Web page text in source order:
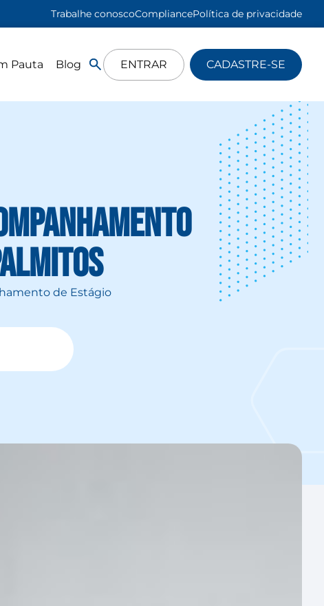
Trabalhe conoscoCompliancePolítica de privacidade
Pauta Blog ENTRAR CADASTRE-SE
de Estágio